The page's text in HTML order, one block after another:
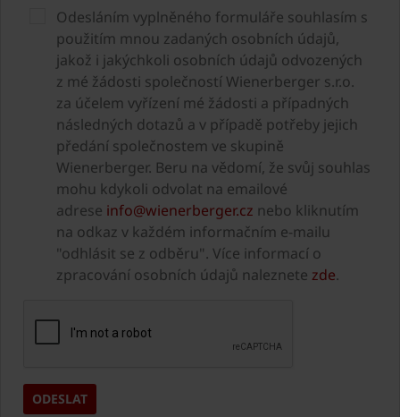
Odesláním vyplněného formuláře souhlasím s
použitím mnou zadaných osobních údajů,
jakož i jakýchkoli osobních údajů odvozených
z mé žádosti společností Wienerberger s.r.o.
za účelem vyřízení mé žádosti a případných
následných dotazů a v případě potřeby jejich
předání společnostem ve skupině
Wienerberger. Beru na vědomí, že svůj souhlas
mohu kdykoli odvolat na emailové
adrese info@wienerberger.cz nebo kliknutím
na odkaz v každém informačním e-mailu
"odhlásit se z odběru". Více informací o
zpracování osobních údajů naleznete zde.